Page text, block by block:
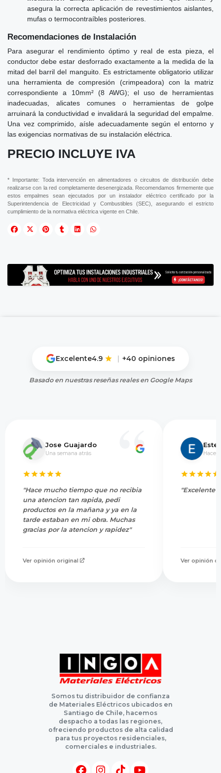
asegura la correcta aplicación de revestimientos aislantes,
mufas o termocontraíbles posteriores.
Recomendaciones de Instalación
Para asegurar el rendimiento óptimo y real de esta pieza, el
conductor debe estar desforrado exactamente a la medida de la
mitad del barril del manguito. Es estrictamente obligatorio utilizar
una herramienta de compresión (crimpeadora) con la matriz
correspondiente a 10mm² (8 AWG); el uso de herramientas
inadecuadas, alicates comunes o herramientas de golpe
arruinará la conductividad e invalidará la seguridad del empalme.
Una vez comprimido, aísle adecuadamente según el entorno y
las exigencias normativas de su instalación eléctrica.
PRECIO INCLUYE IVA
* Importante: Toda intervención en alimentadores o circuitos de distribución debe
realizarse con la red completamente desenergizada. Recomendamos firmemente que
estos empalmes sean ejecutados por un instalador eléctrico certificado por la
Superintendencia de Electricidad y Combustibles (SEC), asegurando el estricto
cumplimiento de la normativa eléctrica vigente en Chile.
Excelente4.9 | +40 opiniones
Basado en nuestras reseñas reales en Google Maps
Jose Guajardo
Una semana atrás
"Hace mucho tiempo que no recibia
una atencion tan rapida, pedi
productos en la mañana y ya en la
tarde estaban en mi obra. Muchas
gracias por la atencion y rapidez"
Ver opinión original
Hace
"Excelente
Ver opinión
Somos tu distribuidor de confianza
de Materiales Eléctricos ubicados en
Santiago de Chile, hacemos
despacho a todas las regiones,
ofreciendo productos de alta calidad
para tus proyectos residenciales,
comerciales e industriales.